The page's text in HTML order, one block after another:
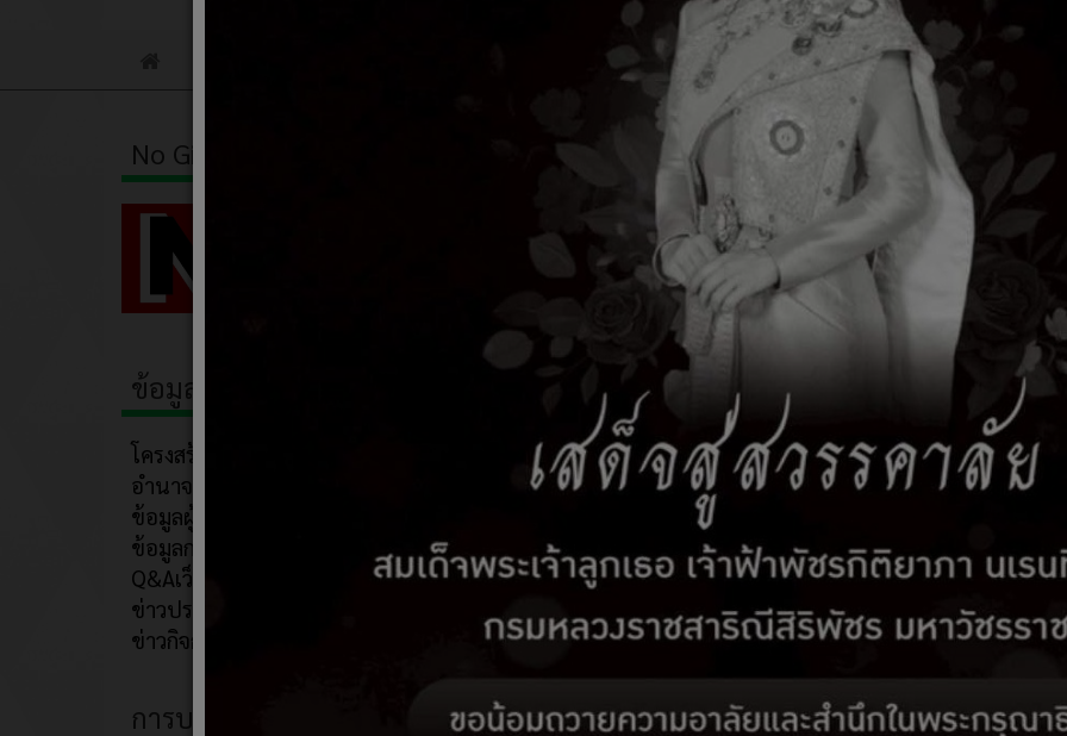
ข่าวประชาสัมพันธ์ คลังความรู้ การให้บ
คำร้องขอข้อมูลข่าวสาร
No Gift Policy
ข้อมูลพื้นฐาน
โครงสร้าง
อำนาจหน้าที่
ข้อมูลผู้บริหาร
ข้อมูลการติดต่อ
Q&Aเว็บบอร์ด
ข่าวประชาสัมพันธ์
ข่าวกิจกรรม
การบริหารงาน